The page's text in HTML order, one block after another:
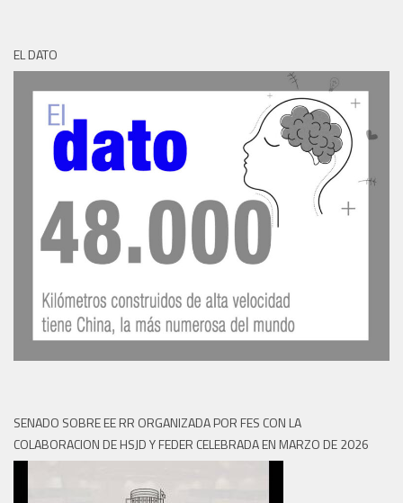
EL DATO
SENADO SOBRE EE RR ORGANIZADA POR FES CON LA
COLABORACION DE HSJD Y FEDER CELEBRADA EN MARZO DE 2026